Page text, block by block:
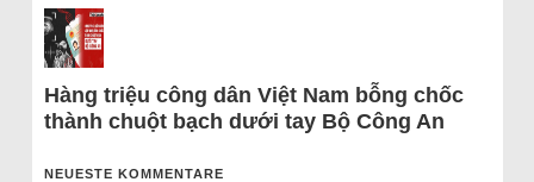
Hàng triệu công dân Việt Nam bỗng chốc
thành chuột bạch dưới tay Bộ Công An
NEUESTE KOMMENTARE